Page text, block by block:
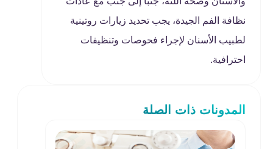
نظافة الفم الجيدة، يجب تحديد زيارات روتينية
لطبيب الأسنان لإجراء فحوصات وتنظيفات
احترافية.
المدونات ذات الصلة